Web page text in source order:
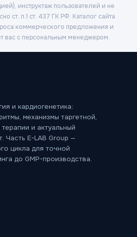
инструктаж пользователей и не
ст. п.1 ст. 437 ГК РФ. Каталог сайта
коммерческого предложения и
вас с персональным менеджером.
и кардиогенетика:
механизмы таргетной,
и актуальный
Часть E-LAB Group —
цикла для точной
до GMP-производства.